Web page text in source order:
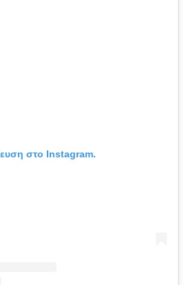
στο Instagram.